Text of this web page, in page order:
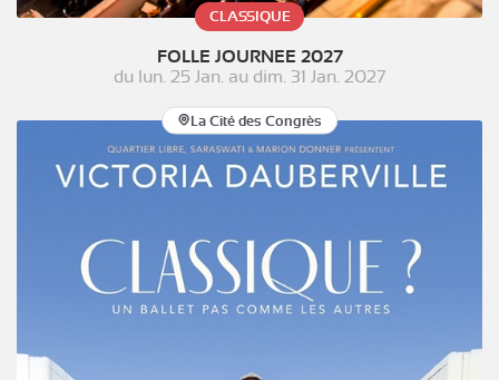
CLASSIQUE
FOLLE JOURNEE 2027
du lun. 25 Jan. au dim. 31 Jan. 2027
La Cité des Congrès